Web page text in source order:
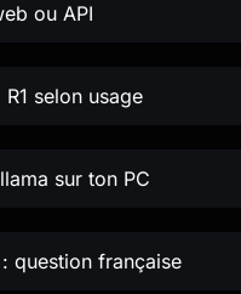
ou API
selon usage
sur ton PC
question française